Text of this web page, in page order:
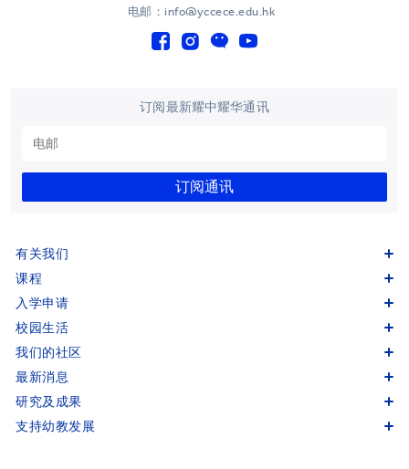
电邮：info@yccece.edu.hk
订阅最新耀中耀华通讯
订阅通讯
有关我们
课程
入学申请
校园生活
我们的社区
最新消息
研究及成果
支持幼教发展